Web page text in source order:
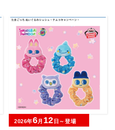
2026年6月 12 日～登場